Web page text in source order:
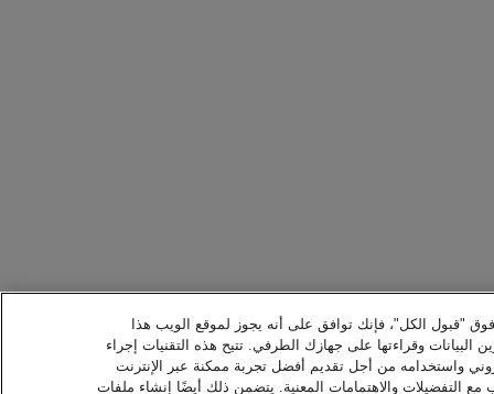
فوق "قبول الكل"، فإنك توافق على أنه يجوز لموقع الويب هذا
البيانات وقراءتها على جهازك الطرفي. تتيح هذه التقنيات إجراء
واستخدامه من أجل تقديم أفضل تجربة ممكنة عبر الإنترنت
التفضيلات والاهتمامات المعنية. يتضمن ذلك أيضًا إنشاء ملفات